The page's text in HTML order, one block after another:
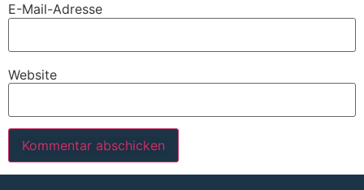
E-Mail-Adresse
Website